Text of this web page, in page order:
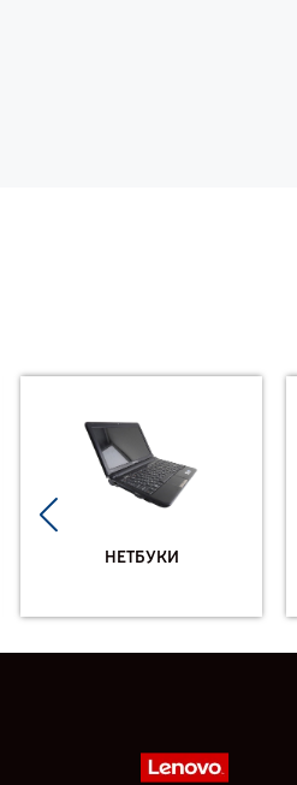
НЕТБУКИ